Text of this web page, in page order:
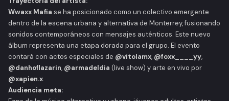
Wwaxx Mafia se ha posicionado como un colectivo emergente
dentro de la escena urbana y alternativa de Monterrey, fusionando
sonidos contemporáneos con mensajes auténticos. Este nuevo
álbum representa una etapa dorada para el grupo. El evento
contará con actos especiales de @vitolamx, @foxx____yy,
@danhoflazarin, @armadeldia (live show) y arte en vivo por
@xapien.x.
Audiencia meta: